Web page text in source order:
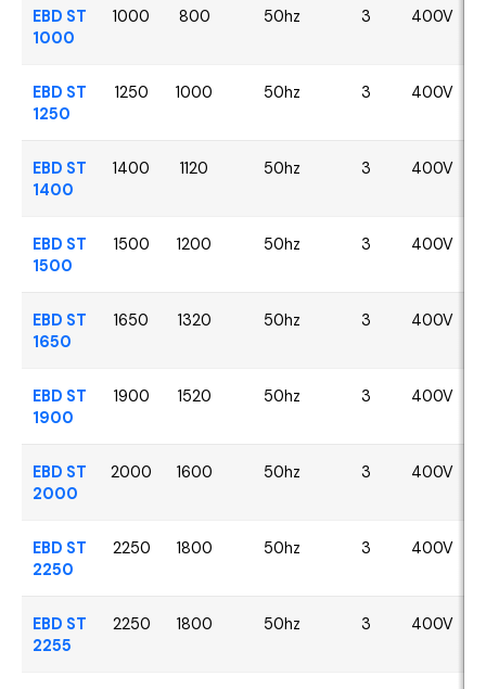
EBD ST
1000
1000 800 50hz 3 400V
EBD ST
1250
1250 1000 50hz 3 400V
EBD ST
1400
1400 1120 50hz 3 400V
EBD ST
1500
1500 1200 50hz 3 400V
EBD ST
1650
1650 1320 50hz 3 400V
EBD ST
1900
1900 1520 50hz 3 400V
EBD ST
2000
2000 1600 50hz 3 400V
EBD ST
2250
2250 1800 50hz 3 400V
EBD ST
2255
2250 1800 50hz 3 400V